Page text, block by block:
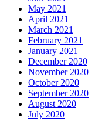
May 2021
April 2021
March 2021
February 2021
January 2021
December 2020
November 2020
October 2020
September 2020
August 2020
July 2020